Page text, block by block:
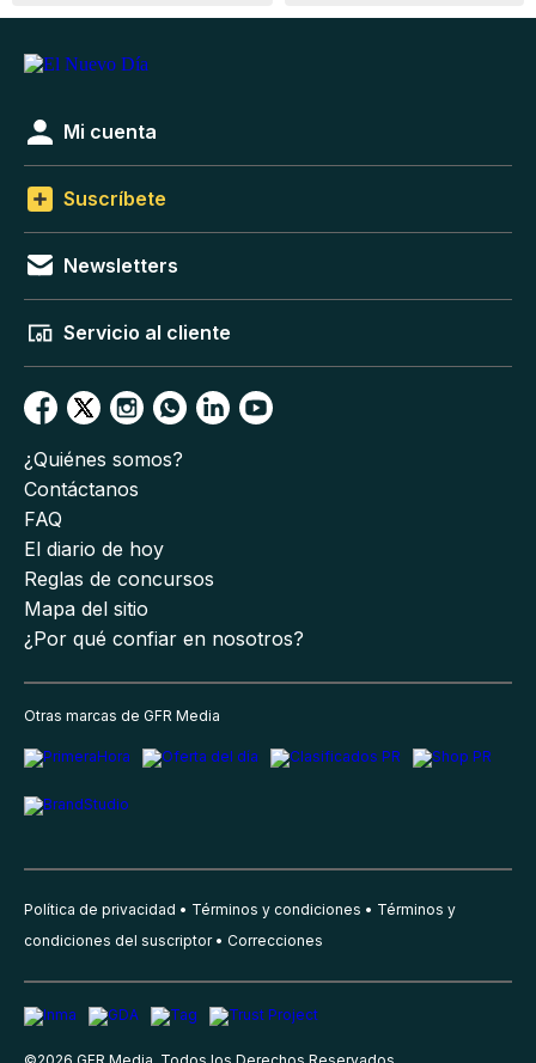
Mi cuenta
Suscríbete
Newsletters
Servicio al cliente
¿Quiénes somos?
Contáctanos
FAQ
El diario de hoy
Reglas de concursos
Mapa del sitio
¿Por qué confiar en nosotros?
Otras marcas de GFR Media
Política de privacidad Términos y condiciones
Términos y
condiciones del suscriptor
Correcciones